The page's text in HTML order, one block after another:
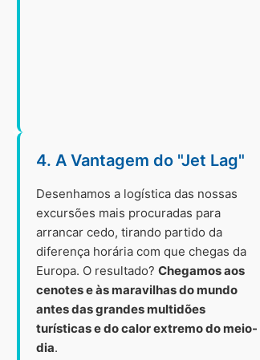
4. A Vantagem do "Jet Lag"
Desenhamos a logística das nossas
excursões mais procuradas para
arrancar cedo, tirando partido da
diferença horária com que chegas da
Europa. O resultado?Chegamos aos
cenotes e às maravilhas do mundo
antes das grandes multidões
turísticas e do calor extremo do meio-
dia.